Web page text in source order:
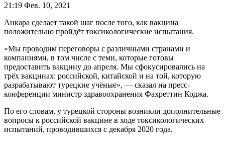
21:19 Фев. 10, 2021
Анкара сделает такой шаг после того, как вакцина
положительно пройдёт токсикологические испытания.
«Мы проводим переговоры с различными странами и
компаниями, в том числе с теми, которые готовы
предоставить вакцину до апреля. Мы сфокусировались на
трёх вакцинах: российской, китайской и на той, которую
разрабатывают турецкие учёные», — сказал на пресс-
конференции министр здравоохранения Фахреттин Коджа.
По его словам, у турецкой стороны возникли дополнительные
вопросы к российской вакцине в ходе токсикологических
испытаний, проводившихся с декабря 2020 года.